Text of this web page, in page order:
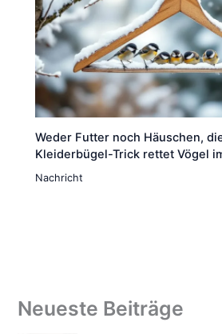
Weder Futter noch Häuschen,
Kleiderbügel-Trick rettet Vögel
Nachricht
Neueste Beiträge